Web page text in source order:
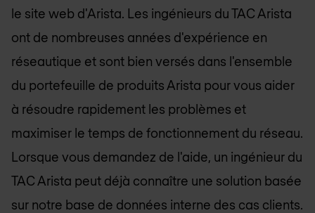
le site web d'Arista. Les ingénieurs du TAC Arista
ont de nombreuses années d'expérience en
réseautique et sont bien versés dans l'ensemble
du portefeuille de produits Arista pour vous aider
à résoudre rapidement les problèmes et
maximiser le temps de fonctionnement du réseau.
Lorsque vous demandez de l'aide, un ingénieur du
TAC Arista peut déjà connaître une solution basée
sur notre base de données interne des cas clients.